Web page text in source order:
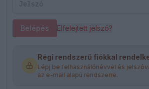
Belépés Elfelejtett jelszó?
Régi rendszerű fiókkal
Lépj be felhasználónévvel és
az e-mail alapú rendszerre.